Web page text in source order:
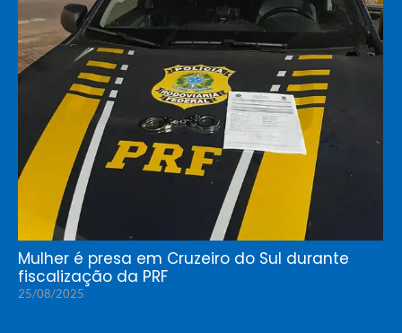
Mulher é presa em Cruzeiro do Sul durante
fiscalização da PRF
25/08/2025